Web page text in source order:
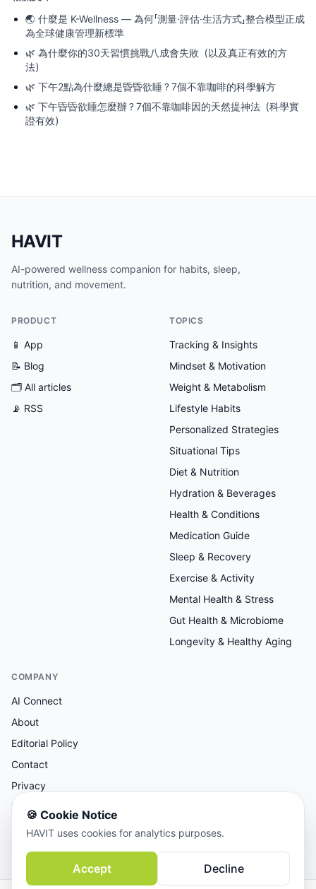
🌏 什麼是 K-Wellness — 為何「測量·評估·生活方式」整合模型正成
為全球健康管理新標準
🌿 為什麼你的30天習慣挑戰八成會失敗（以及真正有效的方
法）
🌿 下午2點為什麼總是昏昏欲睡？7個不靠咖啡的科學解方
🌿 下午昏昏欲睡怎麼辦？7個不靠咖啡因的天然提神法（科學實
證有效）
HAVIT
AI-powered wellness companion for habits, sleep,
nutrition, and movement.
PRODUCT
📱 App
📝 Blog
🗂 All articles
📡 RSS
TOPICS
Tracking & Insights
Mindset & Motivation
Weight & Metabolism
Lifestyle Habits
Personalized Strategies
Situational Tips
Diet & Nutrition
Hydration & Beverages
Health & Conditions
Medication Guide
Sleep & Recovery
Exercise & Activity
Mental Health & Stress
Gut Health & Microbiome
Longevity & Healthy Aging
COMPANY
AI Connect
About
Editorial Policy
Contact
Privacy
Terms
AI-assisted research, human-reviewed editorial.
🍪 Cookie Notice
HAVIT uses cookies for analytics purposes.
Accept Decline